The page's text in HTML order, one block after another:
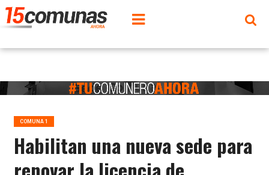
COMUNA 1
Habilitan una nueva sede para